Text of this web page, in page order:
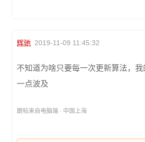
辉驰 2019-11-09 11:45:32
不知道为啥只要每一次更新算法，我
一点波及
跟帖来自电脑端 · 中国上海